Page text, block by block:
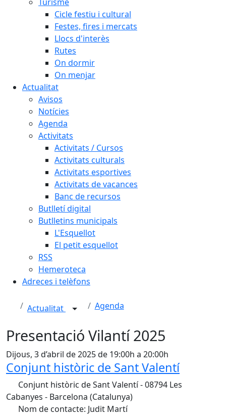
Cicle festiu i cultural
Festes, fires i mercats
Llocs d'interès
Rutes
On dormir
On menjar
Actualitat
Avisos
Notícies
Agenda
Activitats
Activitats / Cursos
Activitats culturals
Activitats esportives
Activitats de vacances
Banc de recursos
Butlletí digital
Butlletins municipals
L'Esquellot
El petit esquellot
RSS
Hemeroteca
Adreces i telèfons
Actualitat Agenda
Presentació Vilantí 2025
Dijous, 3 d’abril de 2025 de 19:00h a 20:00h
Conjunt històric de Sant Valentí
Conjunt històric de Sant Valentí - 08794 Les
Cabanyes - Barcelona (Catalunya)
Nom de contacte: Judit Martí